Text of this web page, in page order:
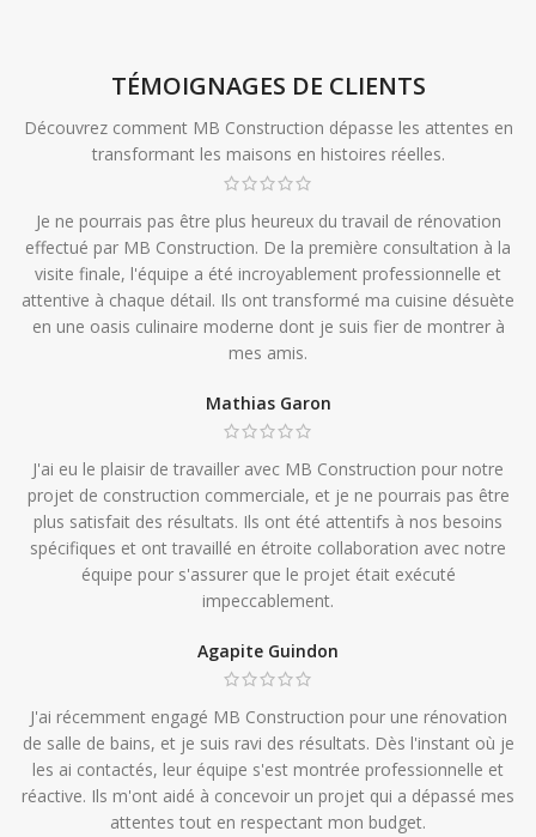
TÉMOIGNAGES DE CLIENTS
Découvrez comment MB Construction dépasse les attentes en
transformant les maisons en histoires réelles.
Je ne pourrais pas être plus heureux du travail de rénovation
effectué par MB Construction. De la première consultation à la
visite finale, l'équipe a été incroyablement professionnelle et
attentive à chaque détail. Ils ont transformé ma cuisine désuète
en une oasis culinaire moderne dont je suis fier de montrer à
mes amis.
Mathias Garon
J'ai eu le plaisir de travailler avec MB Construction pour notre
projet de construction commerciale, et je ne pourrais pas être
plus satisfait des résultats. Ils ont été attentifs à nos besoins
spécifiques et ont travaillé en étroite collaboration avec notre
équipe pour s'assurer que le projet était exécuté
impeccablement.
Agapite Guindon
J'ai récemment engagé MB Construction pour une rénovation
de salle de bains, et je suis ravi des résultats. Dès l'instant où je
les ai contactés, leur équipe s'est montrée professionnelle et
réactive. Ils m'ont aidé à concevoir un projet qui a dépassé mes
attentes tout en respectant mon budget.